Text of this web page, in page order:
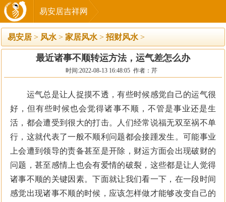
易安居吉祥网
易安居 > 风水 > 家居风水 >招财风水 >
最近诸事不顺转运方法，运气差怎么办
时间:2022-08-13 16:48:05 作者：芹
运气总是让人捉摸不透，有些时候感觉自己的运气很
好，但有些时候也会觉得诸事不顺，不管是事业还是生
活，都会遭受到很大的打击。人们经常说福无双至祸不单
行，这就代表了一般不顺利问题都会接踵发生。可能事业
上会遭到领导的责备甚至是开除，财运方面会出现破财的
问题，甚至感情上也会有爱情的破裂，这些都是让人觉得
诸事不顺的关键因素。下面就让我们看一下，在一段时间
感觉出现诸事不顺的时候，应该怎样做才能够改变自己的